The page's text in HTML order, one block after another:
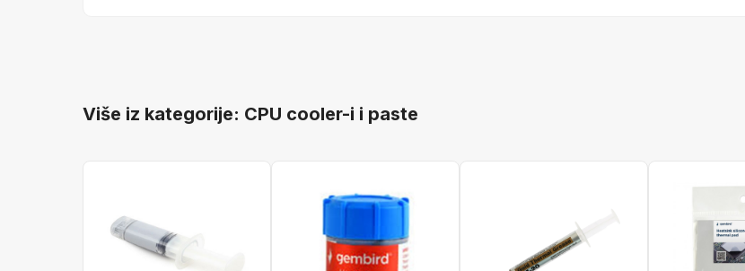
Više iz kategorije: CPU cooler-i i paste